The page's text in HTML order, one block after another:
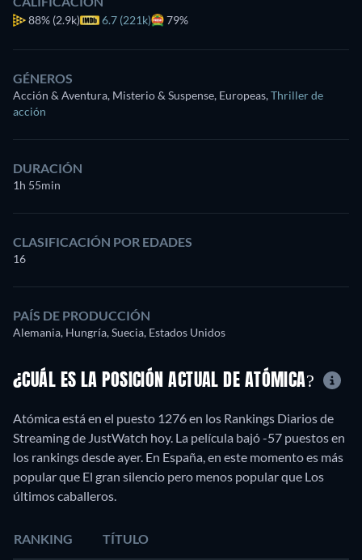
88% (2.9k) 6.7 (221k) 79%
GÉNEROS
Acción & Aventura, Misterio & Suspense, Europeas,Thriller de
acción
DURACIÓN
1h 55min
CLASIFICACIÓN POR EDADES
16
PAÍS DE PRODUCCIÓN
Alemania, Hungría, Suecia, Estados Unidos
¿CUÁL ES LA POSICIÓN ACTUAL DE ATÓMICA?
Atómica está en el puesto 1276 en los Rankings Diarios de
Streaming de JustWatch hoy. La película bajó -57 puestos en
los rankings desde ayer. En España, en este momento es más
popular que El gran silencio pero menos popular que Los
últimos caballeros.
RANKING TÍTULO